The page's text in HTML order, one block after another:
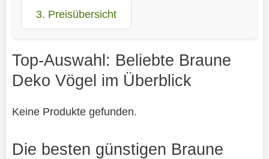
3. Preisübersicht
Top-Auswahl: Beliebte Braune
Deko Vögel im Überblick
Keine Produkte gefunden.
Die besten günstigen Braune